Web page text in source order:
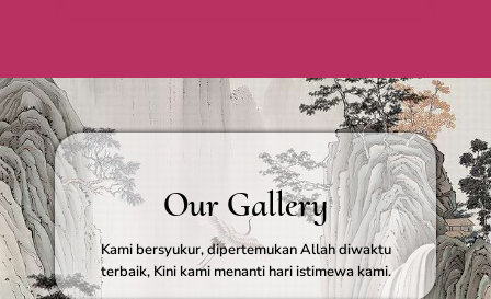
Our Gallery
Kami bersyukur, dipertemukan Allah diwaktu
terbaik, Kini kami menanti hari istimewa kami.